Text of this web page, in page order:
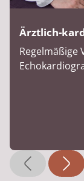
Ärztlich-
Regelmäßige